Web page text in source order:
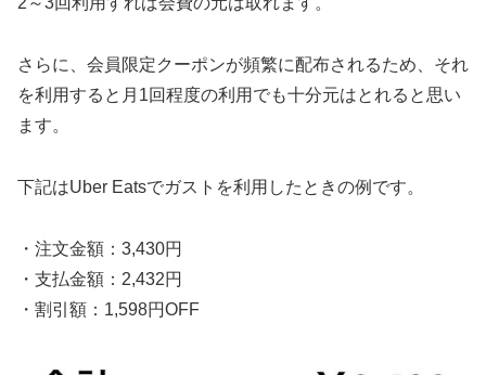
さらに、会員限定クーポンが頻繁に配布されるため、それ
を利用すると月1回程度の利用でも十分元はとれると思い
ます。
下記はUber Eatsでガストを利用したときの例です。
・注文金額：3,430円
・支払金額：2,432円
・割引額：1,598円OFF